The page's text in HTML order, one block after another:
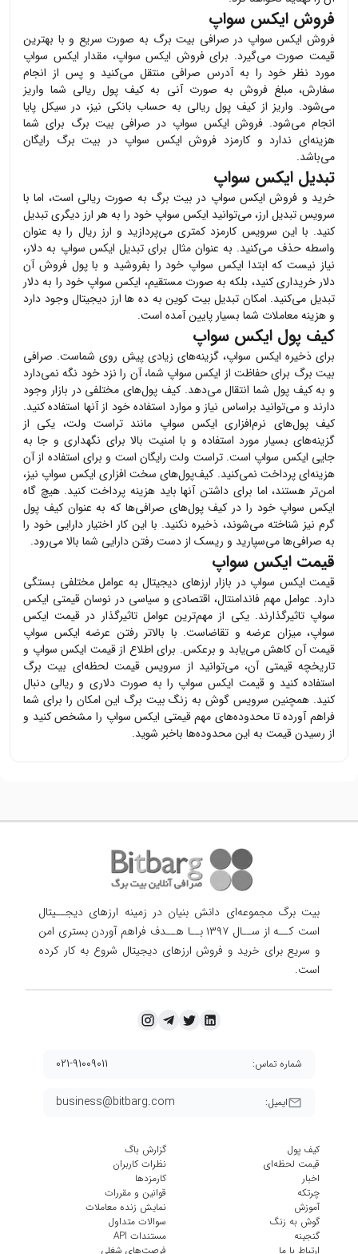
فروش ایکس سواپ
فروش ایکس سواپ در صرافی بیت برگ به صورت سریع و با بهترین
قیمت صورت می‌گیرد. برای فروش ایکس سواپ، مقدار ایکس سواپ
مورد نظر خود را به آدرس صرافی منتقل می‌کنید و پس از انجام
سفارش، مبلغ فروش به صورت آنی به کیف پول ریالی شما واریز
می‌شود. واریز از کیف پول ریالی به حساب بانکی نیز، در سیکل پایا
انجام می‌شود. فروش ایکس سواپ در صرافی بیت برگ برای شما
هزینه‌ای ندارد و کارمزد فروش ایکس سواپ در بیت برگ رایگان
می‌باشد.
تبدیل ایکس سواپ
خرید و فروش ایکس سواپ در بیت برگ به صورت ریالی است، اما با
سرویس تبدیل ارز، می‌توانید ایکس سواپ خود را به هر ارز دیگری تبدیل
کنید. با این سرویس کارمزد کمتری می‌پردازید و ارز ریال را به عنوان
واسطه حذف می‌کنید. به عنوان مثال برای تبدیل ایکس سواپ به دلار،
نیاز نیست که ابتدا ایکس سواپ خود را بفروشید و با پول فروش آن
دلار خریداری کنید، بلکه به صورت مستقیم، ایکس سواپ خود را به دلار
تبدیل می‌کنید. امکان تبدیل بیت کوین به ده ها ارز دیجیتال وجود دارد
و هزینه معاملات شما بسیار پایین آمده است.
کیف پول ایکس سواپ
برای ذخیره ایکس سواپ، گزینه‌های زیادی پیش روی شماست. صرافی
بیت برگ برای حفاظت از ایکس سواپ شما، آن را نزد خود نگه نمی‌دارد
و به کیف پول شما انتقال می‌دهد. کیف پول‌های مختلفی در بازار وجود
دارند و می‌توانید براساس نیاز و موارد استفاده خود از آنها استفاده کنید.
کیف پول‌های نرم‌افزاری ایکس سواپ مانند تراست ولت، یکی از
گزینه‌های بسیار مورد استفاده و با امنیت بالا برای نگهداری و جا به
جایی ایکس سواپ است. تراست ولت رایگان است و برای استفاده از آن
هزینه‌ای پرداخت نمی‌کنید. کیف‌پول‌های سخت افزاری ایکس سواپ نیز،
امن‌تر هستند، اما برای داشتن آنها باید هزینه پرداخت کنید. هیچ گاه
ایکس سواپ خود را در کیف پول‌های صرافی‌ها که به عنوان کیف پول
گرم نیز شناخته می‌شوند، ذخیره نکنید. با این کار اختیار دارایی خود را
به صرافی‌ها می‌سپارید و ریسک از دست رفتن دارایی شما بالا می‌رود.
قیمت ایکس سواپ
قیمت ایکس سواپ در بازار ارزهای دیجیتال به عوامل مختلفی بستگی
دارد. عوامل مهم فاندامنتال، اقتصادی و سیاسی در نوسان قیمتی ایکس
سواپ تاثیرگذارند. یکی از مهم‌ترین عوامل تاثیرگذار در قیمت ایکس
سواپ، میزان عرضه و تقاضاست. با بالاتر رفتن عرضه ایکس سواپ
قیمت آن کاهش می‌یابد و برعکس. برای اطلاع از قیمت ایکس سواپ و
تاریخچه قیمتی آن، می‌توانید از سرویس قیمت لحظه‌ای بیت برگ
استفاده کنید و قیمت ایکس سواپ را به صورت دلاری و ریالی دنبال
کنید. همچنین سرویس گوش به زنگ بیت برگ این امکان را برای شما
فراهم آورده تا محدوده‌های مهم قیمتی ایکس سواپ را مشخص کنید و
از رسیدن قیمت به این محدوده‌ها باخبر شوید.
بیت برگ مجموعه‌ای دانش بنیان در زمینه ارزهای دیجــیتال
است کــه از ســال ۱۳۹۷ بــا هــدف فراهم آوردن
بستری امن
و سریع برای خرید و فروش ارزهای دیجیتال شروع به کار کرده
است.
ایمیل: business@bitbarg.com
شماره تماس: ۰۲۱-۹۱۰۰۹۰۱۱
کیف پول
قیمت لحظه‌ای
اخبار
چرتکه
آموزش
گوش به زنگ
گنجینه
ارتباط با ما
گزارش باگ
نظرات کاربران
کارمزد‌ها
قوانین و مقررات
نمایش زنده معاملات
سوالات متداول
مستندات API
فرصت‌های شغلی